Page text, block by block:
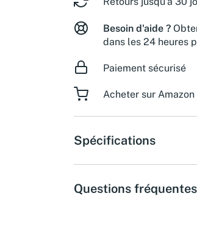
Besoin d'aide ?
dans les 24 heures
Paiement sécurisé
Acheter sur Amazon
Spécifications
Questions fréquentes